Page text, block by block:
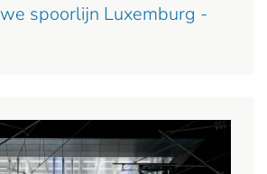
spoorlijn Luxemburg -